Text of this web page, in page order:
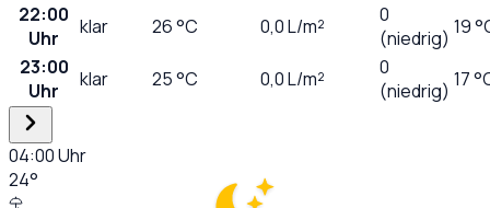
22:00
Uhr
klar 26°C 0,0L/m²
0
(niedrig) 19
23:00
Uhr
klar 25°C 0,0L/m²
0
(niedrig) 17
04:00Uhr
24°